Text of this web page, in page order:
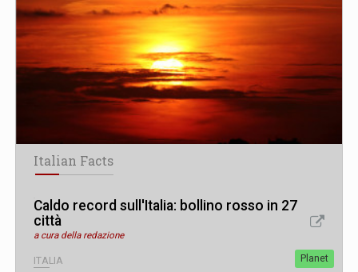
Italian Facts
Caldo record sull'Italia: bollino rosso in 27
città
a cura della redazione
ITALIA Planet